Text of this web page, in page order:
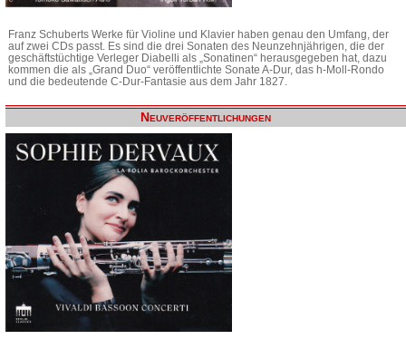
Franz Schuberts Werke für Violine und Klavier haben genau den Umfang, der
auf zwei CDs passt. Es sind die drei Sonaten des Neunzehnjährigen, die der
geschäftstüchtige Verleger Diabelli als „Sonatinen“ herausgegeben hat, dazu
kommen die als „Grand Duo“ veröffentlichte Sonate A-Dur, das h-Moll-Rondo
und die bedeutende C-Dur-Fantasie aus dem Jahr 1827.
Neuveröffentlichungen